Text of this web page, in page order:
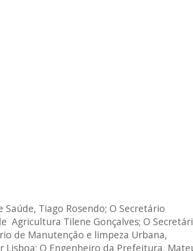
Tiago Rosendo; O Secretário
Agricultura Tilene Gonçalves; O
de Manutenção e limpeza Urbana,
Lisboa; O Engenheiro da Prefeitura,